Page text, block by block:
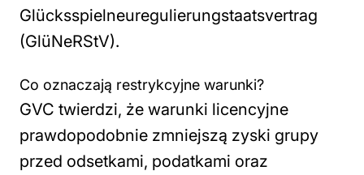
Glücksspielneuregulierungstaatsvertrag
(GlüNeRStV).
Co oznaczają restrykcyjne warunki?
GVC twierdzi, że warunki licencyjne
prawdopodobnie zmniejszą zyski grupy
przed odsetkami, podatkami oraz